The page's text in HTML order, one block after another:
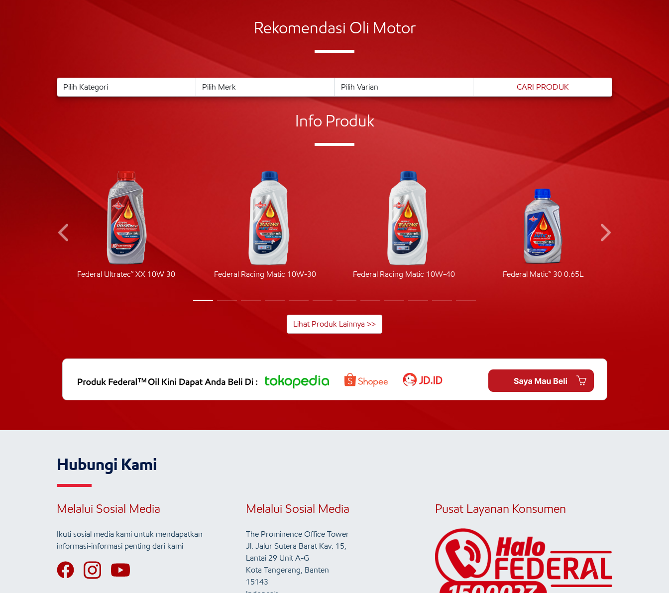
Rekomendasi Oli Motor
Info Produk
Federal Ultratec™ XX 10W 30 Federal Racing Matic 10W-30 Federal Racing Matic 10W-40 Federal Matic™ 30 0.65L
Lihat Produk Lainnya >>
Hubungi Kami
Melalui Sosial Media
Ikuti sosial media kami untuk mendapatkan
informasi-informasi penting dari kami
Melalui Sosial Media
The Prominence Office Tower
Jl. Jalur Sutera Barat Kav. 15,
Lantai 29 Unit A-G
Kota Tangerang, Banten
15143
Pusat Layanan Konsumen